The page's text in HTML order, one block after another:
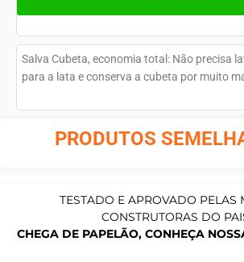
Salva Cubeta, economia total: Não precisa
para a lata e conserva a cubeta por muito
PRODUTOS
TESTADO E APROVADO PELAS
CONSTRUTORAS DO
CHEGA DE PAPELÃO, CONHEÇA